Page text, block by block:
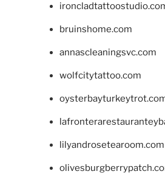
bruinshome.com
annascleaningsvc.com
wolfcitytattoo.com
lilyandrosetearoom.com